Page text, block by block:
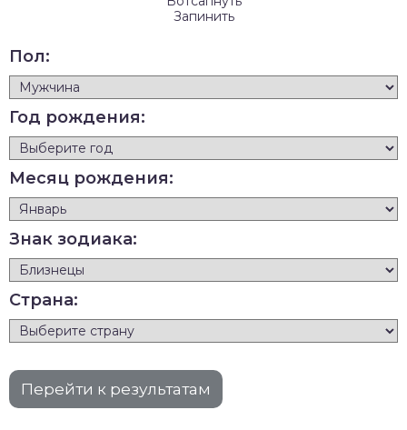
Запинить
Пол:
Год рождения:
Месяц рождения:
Знак зодиака:
Страна: